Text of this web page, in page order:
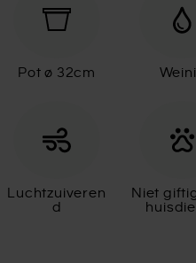
Pot ø 32cm
Luchtzuiveren
d
Niet